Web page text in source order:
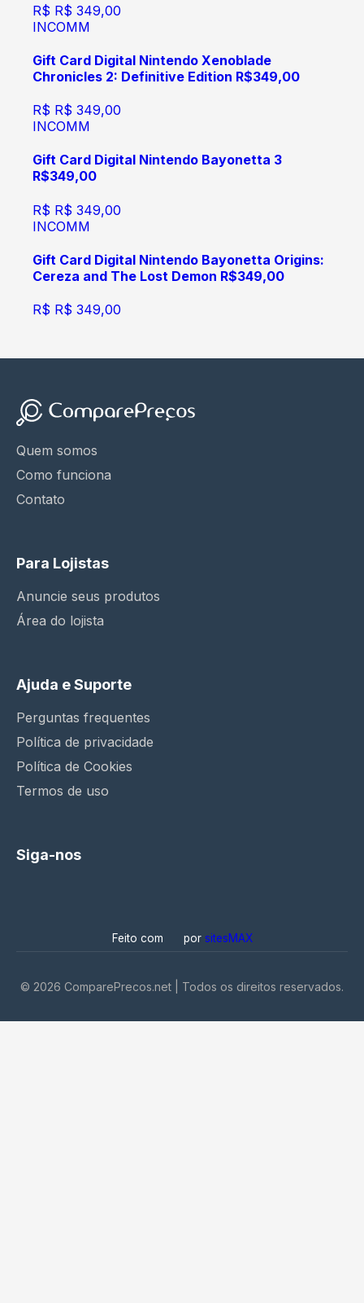
R$ R$ 349,00
INCOMM
Gift Card Digital Nintendo Xenoblade
Chronicles 2: Definitive Edition R$349,00
R$ R$ 349,00
INCOMM
Gift Card Digital Nintendo Bayonetta 3
R$349,00
R$ R$ 349,00
INCOMM
Gift Card Digital Nintendo Bayonetta Origins:
Cereza and The Lost Demon R$349,00
R$ R$ 349,00
Quem somos
Como funciona
Contato
Para Lojistas
Anuncie seus produtos
Área do lojista
Ajuda e Suporte
Perguntas frequentes
Política de privacidade
Política de Cookies
Termos de uso
Siga-nos
Feito com por sitesMAX
© 2026 ComparePrecos.net | Todos os direitos reservados.